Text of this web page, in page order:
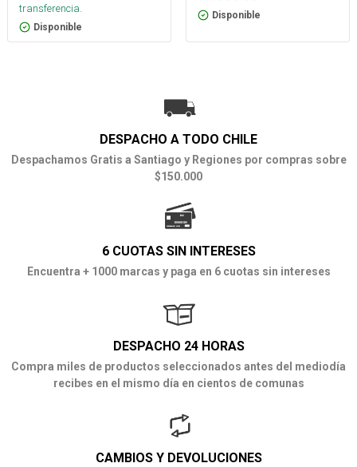
transferencia.
Disponible
Disponible
DESPACHO A TODO CHILE
Despachamos Gratis a Santiago y Regiones por compras sobre
$150.000
6 CUOTAS SIN INTERESES
Encuentra + 1000 marcas y paga en 6 cuotas sin intereses
DESPACHO 24 HORAS
Compra miles de productos seleccionados antes del mediodía
recibes en el mismo día en cientos de comunas
CAMBIOS Y DEVOLUCIONES